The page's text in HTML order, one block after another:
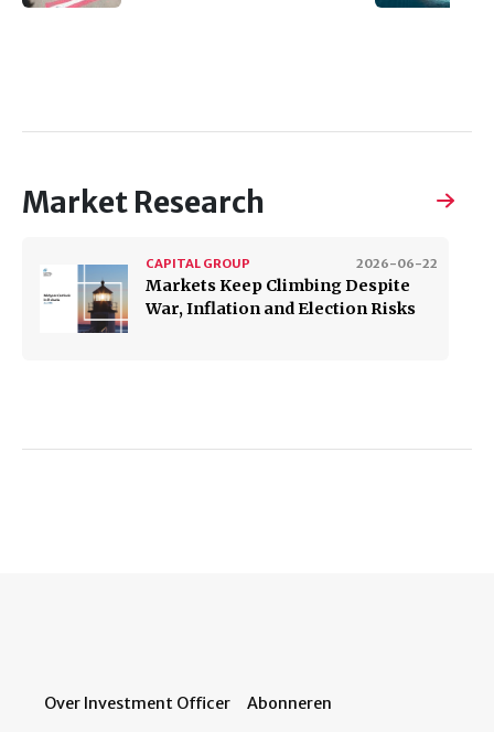
Market Research
2026-06-22
CAPITAL GROUP
Markets Keep Climbing Despite
War, Inflation and Election Risks
Over Investment Officer Abonneren